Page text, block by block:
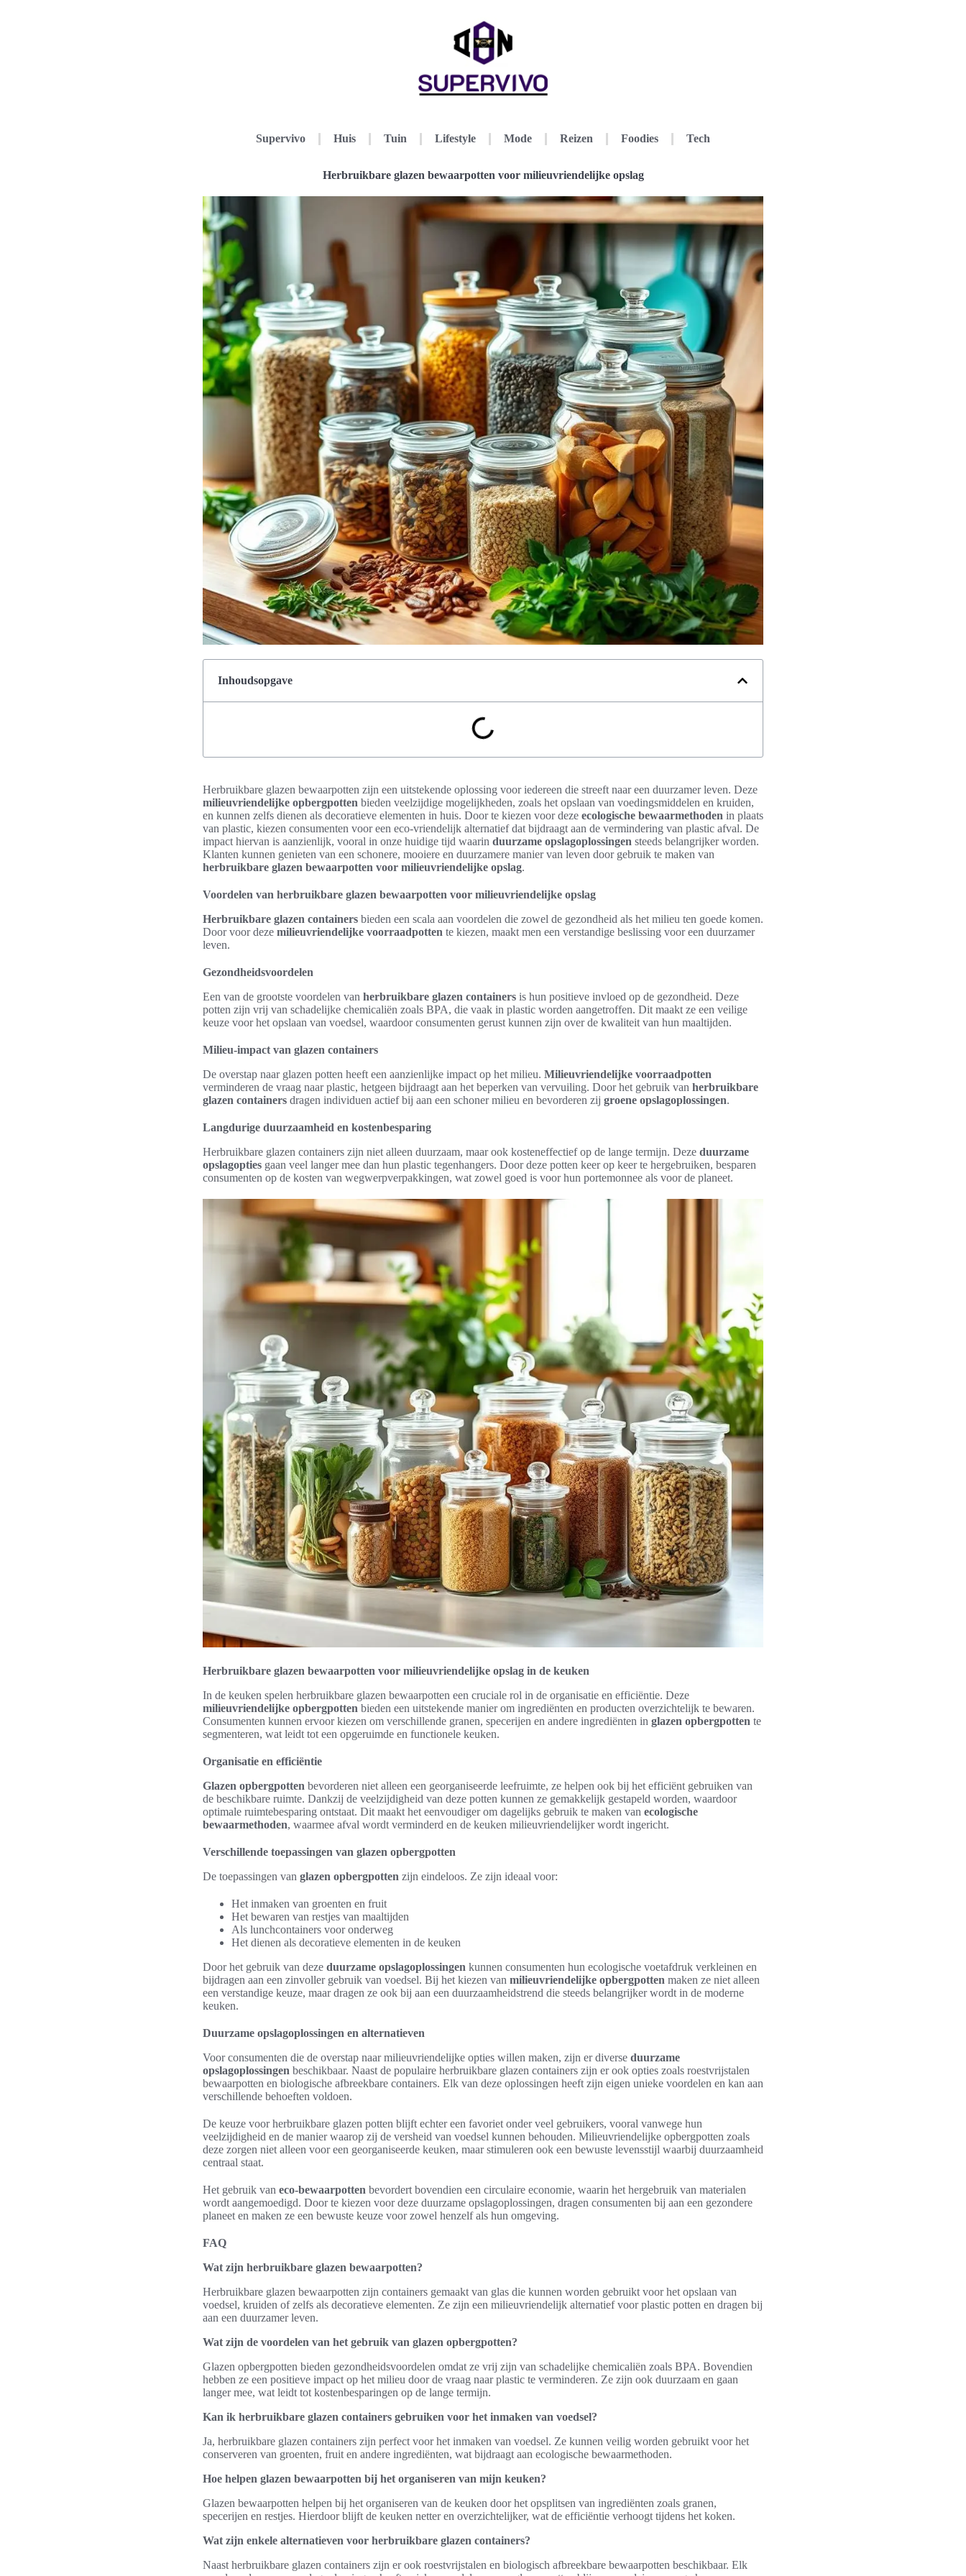
Supervivo Huis Tuin Lifestyle Mode Reizen Foodies Tech
Herbruikbare glazen bewaarpotten voor milieuvriendelijke opslag
Inhoudsopgave
Herbruikbare glazen bewaarpotten zijn een uitstekende oplossing voor iedereen die streeft naar een duurzamer leven. Deze
milieuvriendelijke opbergpotten bieden veelzijdige mogelijkheden, zoals het opslaan van voedingsmiddelen en kruiden,
en kunnen zelfs dienen als decoratieve elementen in huis. Door te kiezen voor deze ecologische bewaarmethoden in plaats
van plastic, kiezen consumenten voor een eco-vriendelijk alternatief dat bijdraagt aan de vermindering van plastic afval. De
impact hiervan is aanzienlijk, vooral in onze huidige tijd waarin duurzame opslagoplossingen steeds belangrijker worden.
Klanten kunnen genieten van een schonere, mooiere en duurzamere manier van leven door gebruik te maken van
herbruikbare glazen bewaarpotten voor milieuvriendelijke opslag.
Voordelen van herbruikbare glazen bewaarpotten voor milieuvriendelijke opslag
Herbruikbare glazen containers bieden een scala aan voordelen die zowel de gezondheid als het milieu ten goede komen.
Door voor deze milieuvriendelijke voorraadpotten te kiezen, maakt men een verstandige beslissing voor een duurzamer
leven.
Gezondheidsvoordelen
Een van de grootste voordelen van herbruikbare glazen containers is hun positieve invloed op de gezondheid. Deze
potten zijn vrij van schadelijke chemicaliën zoals BPA, die vaak in plastic worden aangetroffen. Dit maakt ze een veilige
keuze voor het opslaan van voedsel, waardoor consumenten gerust kunnen zijn over de kwaliteit van hun maaltijden.
Milieu-impact van glazen containers
De overstap naar glazen potten heeft een aanzienlijke impact op het milieu. Milieuvriendelijke voorraadpotten
verminderen de vraag naar plastic, hetgeen bijdraagt aan het beperken van vervuiling. Door het gebruik van herbruikbare
glazen containers dragen individuen actief bij aan een schoner milieu en bevorderen zij groene opslagoplossingen.
Langdurige duurzaamheid en kostenbesparing
Herbruikbare glazen containers zijn niet alleen duurzaam, maar ook kosteneffectief op de lange termijn. Deze duurzame
opslagopties gaan veel langer mee dan hun plastic tegenhangers. Door deze potten keer op keer te hergebruiken, besparen
consumenten op de kosten van wegwerpverpakkingen, wat zowel goed is voor hun portemonnee als voor de planeet.
Herbruikbare glazen bewaarpotten voor milieuvriendelijke opslag in de keuken
In de keuken spelen herbruikbare glazen bewaarpotten een cruciale rol in de organisatie en efficiëntie. Deze
milieuvriendelijke opbergpotten bieden een uitstekende manier om ingrediënten en producten overzichtelijk te bewaren.
Consumenten kunnen ervoor kiezen om verschillende granen, specerijen en andere ingrediënten in glazen opbergpotten te
segmenteren, wat leidt tot een opgeruimde en functionele keuken.
Organisatie en efficiëntie
Glazen opbergpotten bevorderen niet alleen een georganiseerde leefruimte, ze helpen ook bij het efficiënt gebruiken van
de beschikbare ruimte. Dankzij de veelzijdigheid van deze potten kunnen ze gemakkelijk gestapeld worden, waardoor
optimale ruimtebesparing ontstaat. Dit maakt het eenvoudiger om dagelijks gebruik te maken van ecologische
bewaarmethoden, waarmee afval wordt verminderd en de keuken milieuvriendelijker wordt ingericht.
Verschillende toepassingen van glazen opbergpotten
De toepassingen van glazen opbergpotten zijn eindeloos. Ze zijn ideaal voor:
Het inmaken van groenten en fruit
Het bewaren van restjes van maaltijden
Als lunchcontainers voor onderweg
Het dienen als decoratieve elementen in de keuken
Door het gebruik van deze duurzame opslagoplossingen kunnen consumenten hun ecologische voetafdruk verkleinen en
bijdragen aan een zinvoller gebruik van voedsel. Bij het kiezen van milieuvriendelijke opbergpotten maken ze niet alleen
een verstandige keuze, maar dragen ze ook bij aan een duurzaamheidstrend die steeds belangrijker wordt in de moderne
keuken.
Duurzame opslagoplossingen en alternatieven
Voor consumenten die de overstap naar milieuvriendelijke opties willen maken, zijn er diverse duurzame
opslagoplossingen beschikbaar. Naast de populaire herbruikbare glazen containers zijn er ook opties zoals roestvrijstalen
bewaarpotten en biologische afbreekbare containers. Elk van deze oplossingen heeft zijn eigen unieke voordelen en kan aan
verschillende behoeften voldoen.
De keuze voor herbruikbare glazen potten blijft echter een favoriet onder veel gebruikers, vooral vanwege hun
veelzijdigheid en de manier waarop zij de versheid van voedsel kunnen behouden. Milieuvriendelijke opbergpotten zoals
deze zorgen niet alleen voor een georganiseerde keuken, maar stimuleren ook een bewuste levensstijl waarbij duurzaamheid
centraal staat.
Het gebruik van eco-bewaarpotten bevordert bovendien een circulaire economie, waarin het hergebruik van materialen
wordt aangemoedigd. Door te kiezen voor deze duurzame opslagoplossingen, dragen consumenten bij aan een gezondere
planeet en maken ze een bewuste keuze voor zowel henzelf als hun omgeving.
FAQ
Wat zijn herbruikbare glazen bewaarpotten?
Herbruikbare glazen bewaarpotten zijn containers gemaakt van glas die kunnen worden gebruikt voor het opslaan van
voedsel, kruiden of zelfs als decoratieve elementen. Ze zijn een milieuvriendelijk alternatief voor plastic potten en dragen bij
aan een duurzamer leven.
Wat zijn de voordelen van het gebruik van glazen opbergpotten?
Glazen opbergpotten bieden gezondheidsvoordelen omdat ze vrij zijn van schadelijke chemicaliën zoals BPA. Bovendien
hebben ze een positieve impact op het milieu door de vraag naar plastic te verminderen. Ze zijn ook duurzaam en gaan
langer mee, wat leidt tot kostenbesparingen op de lange termijn.
Kan ik herbruikbare glazen containers gebruiken voor het inmaken van voedsel?
Ja, herbruikbare glazen containers zijn perfect voor het inmaken van voedsel. Ze kunnen veilig worden gebruikt voor het
conserveren van groenten, fruit en andere ingrediënten, wat bijdraagt aan ecologische bewaarmethoden.
Hoe helpen glazen bewaarpotten bij het organiseren van mijn keuken?
Glazen bewaarpotten helpen bij het organiseren van de keuken door het opsplitsen van ingrediënten zoals granen,
specerijen en restjes. Hierdoor blijft de keuken netter en overzichtelijker, wat de efficiëntie verhoogt tijdens het koken.
Wat zijn enkele alternatieven voor herbruikbare glazen containers?
Naast herbruikbare glazen containers zijn er ook roestvrijstalen en biologisch afbreekbare bewaarpotten beschikbaar. Elk